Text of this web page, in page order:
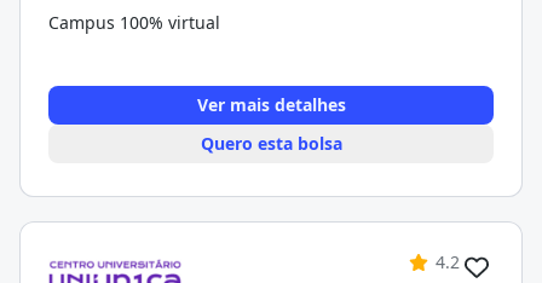
Campus 100% virtual
Ver mais detalhes
Quero esta bolsa
4.2